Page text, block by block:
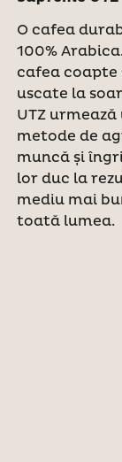
O cafea
100%
cafea coapte
uscate la
UTZ
metode de
muncă și
lor duc la
mediu mai
toată lumea.